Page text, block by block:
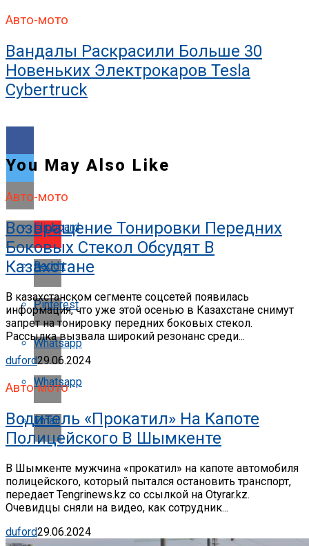
Авто-мото
Вандалы Раскрасили Больше 30
Новеньких Электрокаров Tesla
Cybertruck
Flipboard
Reddit
Pinterest
Whatsapp
Whatsapp
Email
You May Also Like
Авто-мото
Возвращение Тонировки Передних
Боковых Стекол Обсудят В
Казахстане
В казахстанском сегменте соцсетей появилась
информация, что уже этой осенью в Казахстане снимут
запрет на тонировку передних боковых стекол.
Рассылка вызвала широкий резонанс среди...
duford29.06.2024
Авто-мото
Водитель «прокатил» На Капоте
Полицейского В Шымкенте
В Шымкенте мужчина «прокатил» на капоте автомобиля
полицейского, который пытался остановить транспорт,
передает Tengrinews.kz со ссылкой на Otyrar.kz.
Очевидцы сняли на видео, как сотрудник...
duford29.06.2024